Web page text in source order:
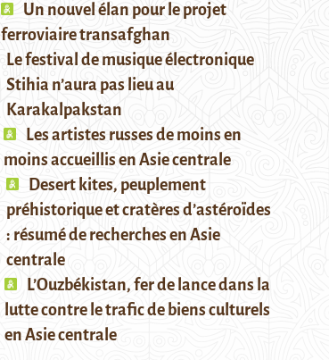
Un nouvel élan pour le projet
ferroviaire transafghan
Le festival de musique électronique
Stihia n’aura pas lieu au
Karakalpakstan
Les artistes russes de moins en
moins accueillis en Asie centrale
Desert kites, peuplement
préhistorique et cratères d’astéroïdes
: résumé de recherches en Asie
centrale
L’Ouzbékistan, fer de lance dans la
lutte contre le trafic de biens culturels
en Asie centrale